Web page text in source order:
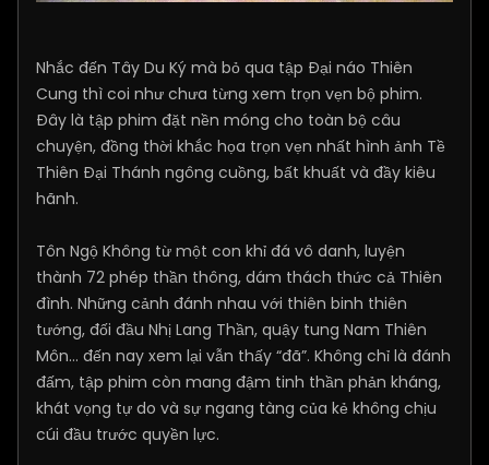
Nhắc đến Tây Du Ký mà bỏ qua tập Đại náo Thiên
Cung thì coi như chưa từng xem trọn vẹn bộ phim.
Đây là tập phim đặt nền móng cho toàn bộ câu
chuyện, đồng thời khắc họa trọn vẹn nhất hình ảnh Tề
Thiên Đại Thánh ngông cuồng, bất khuất và đầy kiêu
hãnh.
Tôn Ngộ Không từ một con khỉ đá vô danh, luyện
thành 72 phép thần thông, dám thách thức cả Thiên
đình. Những cảnh đánh nhau với thiên binh thiên
tướng, đối đầu Nhị Lang Thần, quậy tung Nam Thiên
Môn… đến nay xem lại vẫn thấy “đã”. Không chỉ là đánh
đấm, tập phim còn mang đậm tinh thần phản kháng,
khát vọng tự do và sự ngang tàng của kẻ không chịu
cúi đầu trước quyền lực.